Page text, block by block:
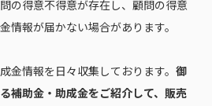
の得意不得意が存在し、顧問の得意
情報が届かない場合があります。
金情報を日々収集しております。 御
補助金・助成金をご紹介して、販売